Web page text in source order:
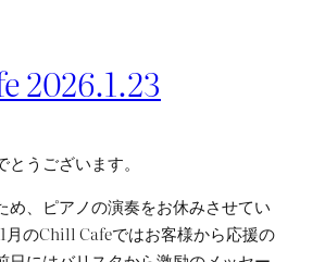
2026.1.23
うございます。
め、ピアノの演奏をお休みさせてい
月のChill Cafeではお客様から応援の